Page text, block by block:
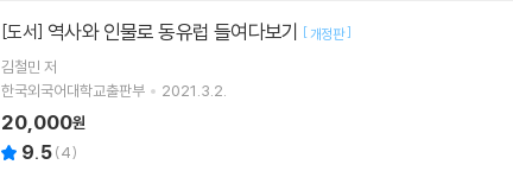
[도서] 역사와 인물로 동유럽 들여다보기 [개정판]
김철민 저
한국외국어대학교출판부
2021.3.2.
20,000원
9.5(4)